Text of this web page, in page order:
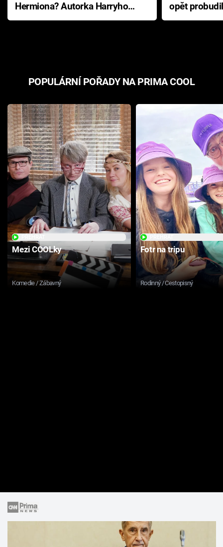
Hermiona? Autorka Harryho
Pottera přišla s ráznou
opět
přichází s
POPULÁRNÍ POŘADY NA PRIMA COOL
Mezi COOLky
Komedie / Zábavný
Fotr na tripu
Rodinný / Cestopisný